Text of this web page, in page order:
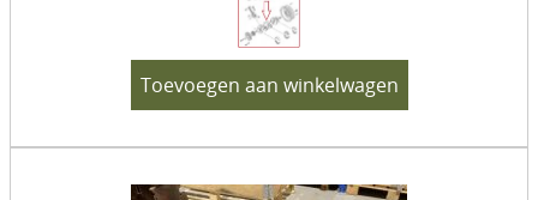
Toevoegen aan winkelwagen